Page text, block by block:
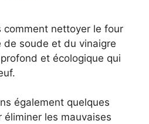
comment nettoyer le four
soude et du vinaigre
et écologique qui
également quelques
éliminer les mauvaises